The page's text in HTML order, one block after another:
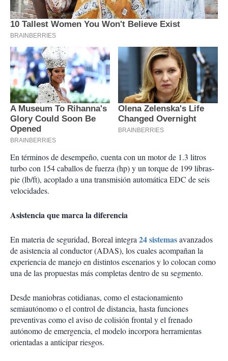
En términos de desempeño, cuenta con un motor de 1.3 litros
turbo con 154 caballos de fuerza (hp) y un torque de 199 libras-
pie (lb/ft), acoplado a una transmisión automática EDC de seis
velocidades.
Asistencia que marca la diferencia
En materia de seguridad, Boreal integra24 sistemasavanzados
de asistencia al conductor (ADAS), los cuales acompañan la
experiencia de manejo en distintos escenarios y lo colocan como
una de las propuestas más completas dentro de su segmento.
Desde maniobras cotidianas, como el estacionamiento
semiautónomo o el control de distancia, hasta funciones
preventivas como el aviso de colisión frontal y el frenado
autónomo de emergencia, el modelo incorpora herramientas
orientadas a anticipar riesgos.